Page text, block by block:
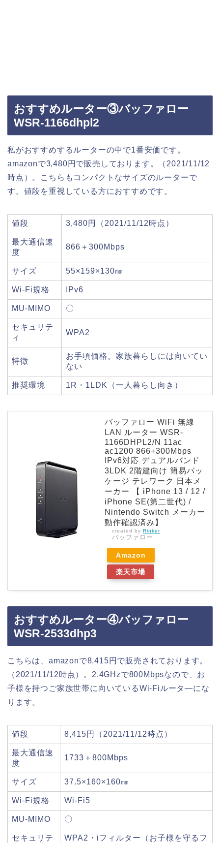
おすすめルーター③バッファロー
WSR-1166dhpl2
私がおすすめするルーターの中で1番安価です。
amazonで3,480円で販売しております。（2021/11/12
時点）。こちらもコンパクトなサイズのルーターで
す。値段を重視している方におすすめです。
値段 3,480円（2021/11/12時点）
最大通信速
度
866＋300Mbps
サイズ 55×159×130㎜
Wi-Fi規格 IPv6
MU-MIMO 〇
セキュリテ
ィ
WPA2
特徴
お手頃価格。家族暮らしには向いてい
ない
推奨環境 1R・1LDK（一人暮らし向き）
バッファロー WiFi 無線
LAN ルーター WSR-
1166DHPL2/N 11ac
ac1200 866+300Mbps
IPv6対応 デュアルバンド
3LDK 2階建向け 簡易パッ
ケージ テレワーク 日本メ
ーカー 【 iPhone 13 / 12 /
iPhone SE(第二世代) /
Nintendo Switch メーカー
動作確認済み】
created by Rinker
バッファロー
Amazon
楽天市場
おすすめルーター④バッファロー
WSR-2533dhp3
こちらは、amazonで8,415円で販売されております。
（2021/11/12時点）。2.4GHzで800Mbpsなので、お
子様を持つご家族世帯に向いているWi-Fiルータ―にな
ります。
値段 8,415円（2021/11/12時点）
最大通信速
度
1733＋800Mbps
サイズ 37.5×160×160㎜
Wi-Fi規格 Wi-Fi5
MU-MIMO 〇
セキュリテ
WPA2・iフィルター（お子様を守るフ